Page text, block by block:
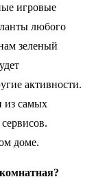
игровые
любого
зеленый
активности.
из самых
доме.